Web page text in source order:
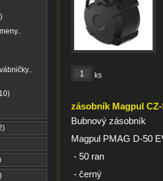
ks
zásobník Magpul
Bubnový zásobník
Magpul PMAG D-50
- 50 ran
- černý